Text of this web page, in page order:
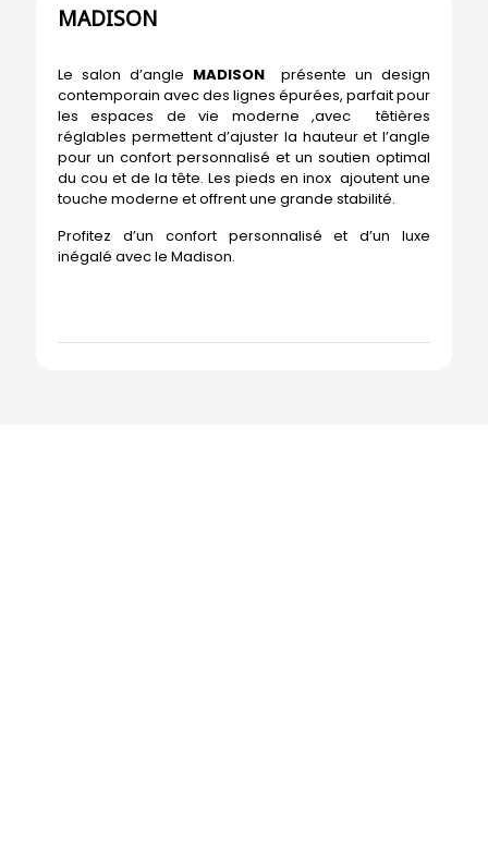
MADISON
Le salon d’angle MADISONprésente un design
contemporain avec des lignes épurées, parfait pour
les espaces de vie moderne ,avec têtières
réglables permettent d’ajuster la hauteur et l’angle
pour un confort personnalisé et un soutien optimal
du cou et de la tête. Les pieds en inox ajoutent une
touche moderne et offrent une grande stabilité.
Profitez d’un confort personnalisé et d’un luxe
inégalé avec le Madison.